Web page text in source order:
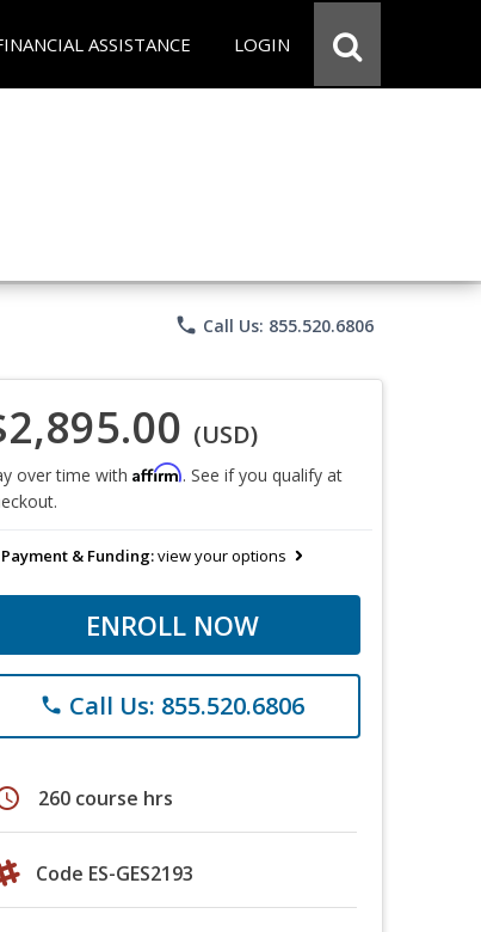
ASSISTANCE LOGIN
phone Call Us: 855.520.6806
(USD)
over time with Affirm. See if you qualify at
Payment & Funding:view your options
ENROLL NOW
phone Call Us: 855.520.6806
260 course hrs
Code ES-GES2193